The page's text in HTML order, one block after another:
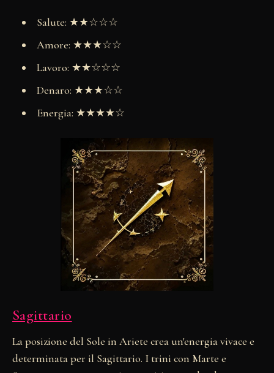
Salute: ★★☆☆☆
Amore: ★★★☆☆
Lavoro: ★★☆☆☆
Denaro: ★★★☆☆
Energia: ★★★★☆
Sagittario
La posizione del Sole in Ariete crea un'energia vivace e
determinata per il Sagittario. I trini con Marte e